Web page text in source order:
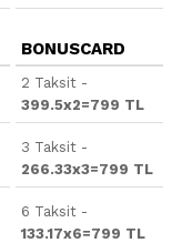
BONUSCARD
2 Taksit -
399.5x2=799 TL
3 Taksit -
266.33x3=799 TL
6 Taksit -
133.17x6=799 TL